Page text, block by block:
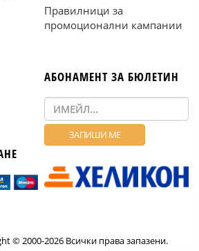
Правилници за
промоционални кампании
АБОНАМЕНТ ЗА БЮЛЕТИН
© 2000-2026 Всички права запазени.